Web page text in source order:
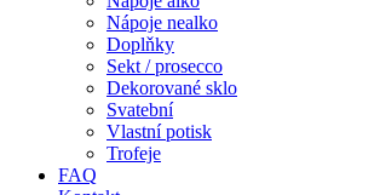
Nápoje nealko
Doplňky
Sekt / prosecco
Dekorované sklo
Svatební
Vlastní potisk
Trofeje
FAQ